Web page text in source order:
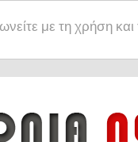
με τη χρήση